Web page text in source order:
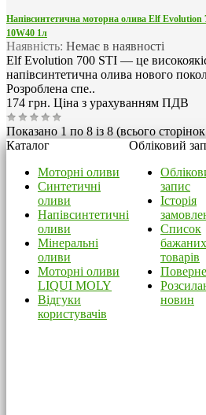
Напівсинтетична моторна олива Elf Evolution
10W40 1л
Наявність: Немає в наявності
Elf Evolution 700 STI — це
напівсинтетична олива нового
Розроблена спе..
174 грн. Ціна з урахуванням ПДВ
Показано 1 по 8 із 8 (всього
Каталог
Моторні оливи
Синтетичні
оливи
Напівсинтетичні
оливи
Мінеральні
оливи
Моторні оливи
LIQUI MOLY
Відгуки
користувачів
Обліковий
запис
Історія
Список
бажаних
товарів
новин